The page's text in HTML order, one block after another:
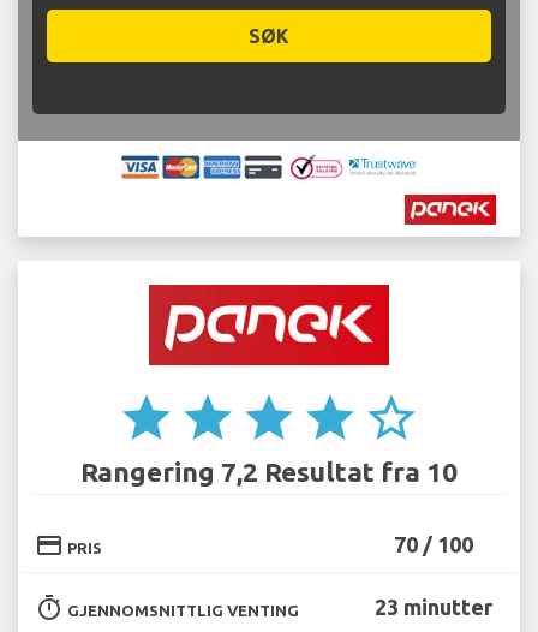
SØK
star star star star star_border
Rangering 7,2 Resultat fra 10
credit_card PRIS 70 / 100
timer GJENNOMSNITTLIG VENTING 23 minutter